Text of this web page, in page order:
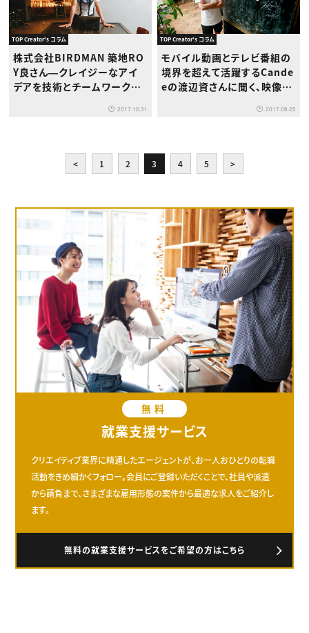
TOP Creator's コラム
株式会社BIRDMAN 築地RO
Y良さん―クレイジーなアイ
デアを技術とチームワークで
2017.10.31
TOP Creator's コラム
モバイル動画とテレビ番組の
境界を超えて活躍するCande
eの渡辺資さんに聞く、映像制
2017.09.25
< 1 2 3 4 5 >
無料
就業支援サービス
クリエイティブ業界に精通したエージェントが、お一人おひとりの転職
活動をきめ細かくフォロー。会員にご登録いただくことで、社員や派遣
から請負まで、さまざまな雇用形態の案件から最適な求人をご紹介し
ます。
無料の就業支援サービスをご希望の方はこちら